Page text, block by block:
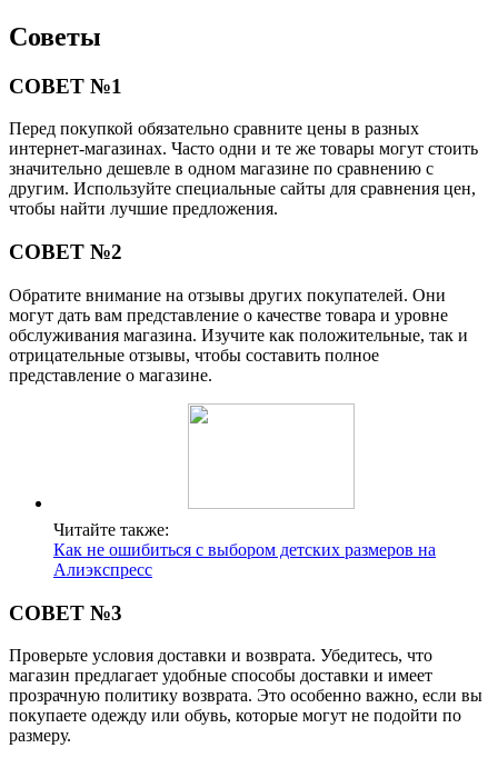
Советы
СОВЕТ №1
Перед покупкой обязательно сравните цены в разных
интернет-магазинах. Часто одни и те же товары могут стоить
значительно дешевле в одном магазине по сравнению с
другим. Используйте специальные сайты для сравнения цен,
чтобы найти лучшие предложения.
СОВЕТ №2
Обратите внимание на отзывы других покупателей. Они
могут дать вам представление о качестве товара и уровне
обслуживания магазина. Изучите как положительные, так и
отрицательные отзывы, чтобы составить полное
представление о магазине.
Читайте также:
Как не ошибиться с выбором детских размеров на
Алиэкспресс
СОВЕТ №3
Проверьте условия доставки и возврата. Убедитесь, что
магазин предлагает удобные способы доставки и имеет
прозрачную политику возврата. Это особенно важно, если вы
покупаете одежду или обувь, которые могут не подойти по
размеру.